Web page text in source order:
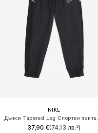
NIKE
37,90 €(74,13 лв.³)